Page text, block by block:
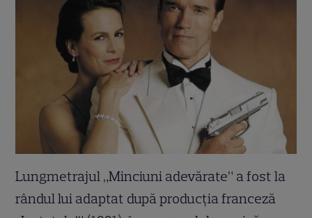
Lungmetrajul „Minciuni adevărate” a fost la
rândul lui adaptat după producția franceză